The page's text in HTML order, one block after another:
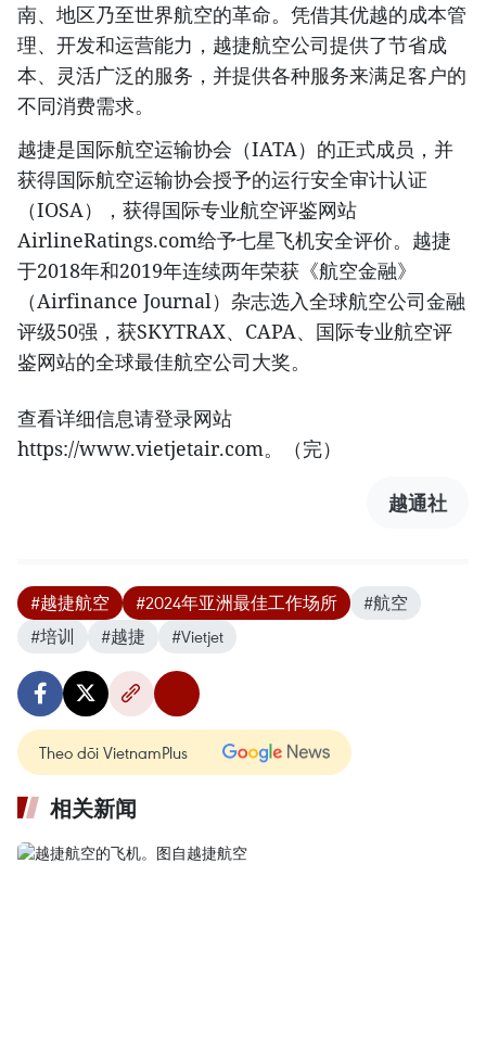
南、地区乃至世界航空的革命。凭借其优越的成本管
理、开发和运营能力，越捷航空公司提供了节省成
本、灵活广泛的服务，并提供各种服务来满足客户的
不同消费需求。
越捷是国际航空运输协会（IATA）的正式成员，并
获得国际航空运输协会授予的运行安全审计认证
（IOSA），获得国际专业航空评鉴网站
AirlineRatings.com给予七星飞机安全评价。越捷
于2018年和2019年连续两年荣获《航空金融》
（Airfinance Journal）杂志选入全球航空公司金融
评级50强，获SKYTRAX、CAPA、国际专业航空评
鉴网站的全球最佳航空公司大奖。
查看详细信息请登录网站
https://www.vietjetair.com。（完）
越通社
#越捷航空 #2024年亚洲最佳工作场所
#航空
#培训
#越捷 #Vietjet
Theo dõi VietnamPlus
相关新闻